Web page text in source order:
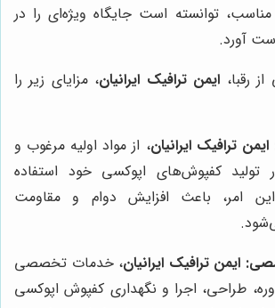
توانسته است جایگاه ویژه‌ای را در
آورد.
رقبا، ایمن ترافیک ایرانیان، مزایای زیر را
ایمن ترافیک ایرانیان، از مواد اولیه مرغوب و
تولید کفپوش‌های اپوکسی خود استفاده
امر، باعث افزایش دوام و مقاومت
ایمن ترافیک ایرانیان، خدمات تخصصی
طراحی، اجرا و نگهداری کفپوش اپوکسی